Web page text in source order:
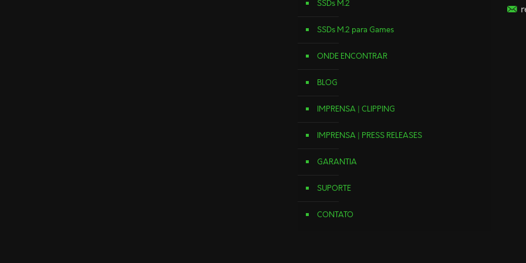
SSDs M.2
SSDs M.2 para Games
ONDE ENCONTRAR
BLOG
IMPRENSA | CLIPPING
IMPRENSA | PRESS RELEASES
GARANTIA
SUPORTE
CONTATO